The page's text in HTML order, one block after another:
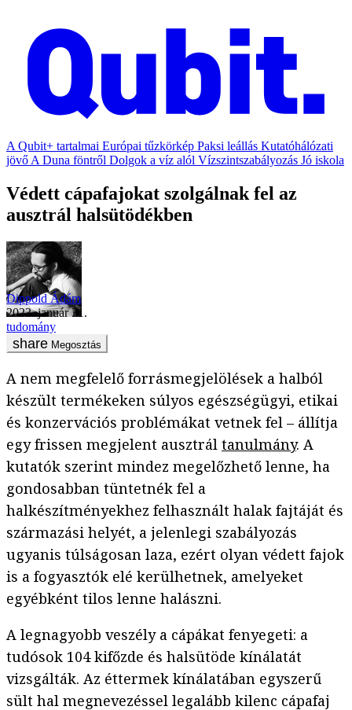
A Qubit+ tartalmai Európai tűzkörkép Paksi leállás Kutatóhálózati
jövő A Duna föntről Dolgok a víz alól Vízszintszabályozás Jó iskola
Védett cápafajokat szolgálnak fel az
ausztrál halsütödékben
Dippold Ádám
2023. január 31.
tudomány
Megosztás
A nem megfelelő forrásmegjelölések a halból
készült termékeken súlyos egészségügyi, etikai
és konzervációs problémákat vetnek fel – állítja
egy frissen megjelent ausztrál tanulmány. A
kutatók szerint mindez megelőzhető lenne, ha
gondosabban tüntetnék fel a
halkészítményekhez felhasznált halak fajtáját és
származási helyét, a jelenlegi szabályozás
ugyanis túlságosan laza, ezért olyan védett fajok
is a fogyasztók elé kerülhetnek, amelyeket
egyébként tilos lenne halászni.
A legnagyobb veszély a cápákat fenyegeti: a
tudósok 104 kifőzde és halsütöde kínálatát
vizsgálták. Az éttermek kínálatában egyszerű
sült hal megnevezéssel legalább kilenc cápafaj